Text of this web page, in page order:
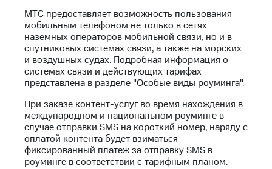
номер
Выбрать
красивый
номер
Заменить
карту
Перейти
на
eSIM
Тарифы
Интернет,
ТВ и телефон
для дома
Услуги
Личный
кабинет
интернета
и
ТВ
МТС предоставляет возможность пользования
мобильным телефоном не только в сетях
наземных операторов мобильной связи, но и в
спутниковых системах связи, а также на морских
и воздушных судах. Подробная информация о
системах связи и действующих тарифах
представлена в разделе "Особые виды роуминга".
При заказе контент-услуг во время нахождения в
международном и национальном роуминге в
случае отправки SMS на короткий номер, наряду с
оплатой контента будет взиматься
фиксированный платеж за отправку SMS в
роуминге в соответствии с тарифным планом.